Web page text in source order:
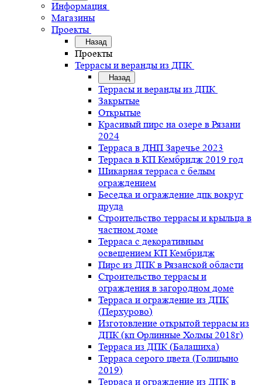
Информация
Магазины
Проекты
Назад
Проекты
Террасы и веранды из ДПК
Назад
Террасы и веранды из ДПК
Закрытые
Открытые
Красивый пирс на озере в Рязани
2024
Терраса в ДНП Заречье 2023
Терраса в КП Кембридж 2019 год
Шикарная терраса с белым
ограждением
Беседка и ограждение дпк вокруг
пруда
Строительство террасы и крыльца в
частном доме
Терраса с декоративным
освещением КП Кембридж
Пирс из ДПК в Рязанской области
Строительство террасы и
ограждения в загородном доме
Терраса и ограждение из ДПК
(Перхурово)
Изготовление открытой террасы из
ДПК (кп Орлинные Холмы 2018г)
Терраса из ДПК (Балашиха)
Терраса серого цвета (Голицыно
2019)
Терраса и ограждение из ДПК в